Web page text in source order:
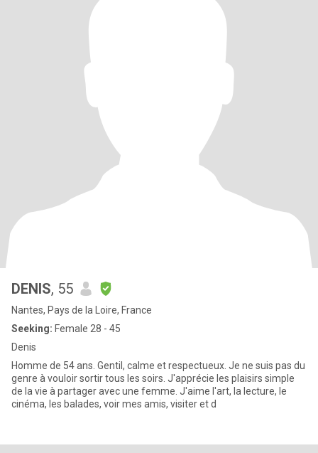
DENIS, 55
Nantes, Pays de la Loire, France
Seeking: Female 28 - 45
Denis
Homme de 54 ans. Gentil, calme et respectueux. Je ne suis pas du
genre à vouloir sortir tous les soirs. J'apprécie les plaisirs simple
de la vie à partager avec une femme. J'aime l'art, la lecture, le
cinéma, les balades, voir mes amis, visiter et d